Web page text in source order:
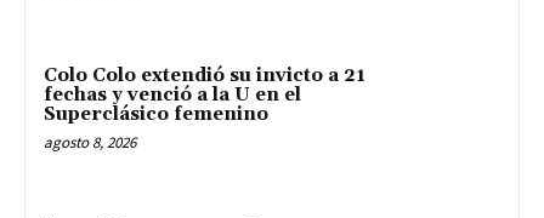
Colo Colo extendió su invicto a 21
fechas y venció a la U en el
Superclásico femenino
agosto 8, 2026